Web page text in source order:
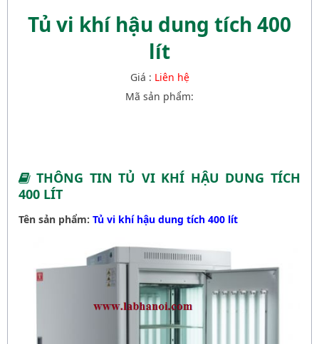
Tủ vi khí hậu dung tích 400
lít
Giá : Liên hệ
Mã sản phẩm:
THÔNG TIN TỦ VI KHÍ HẬU DUNG TÍCH
400 LÍT
Tên sản phẩm: Tủ vi khí hậu dung tích 400 lít